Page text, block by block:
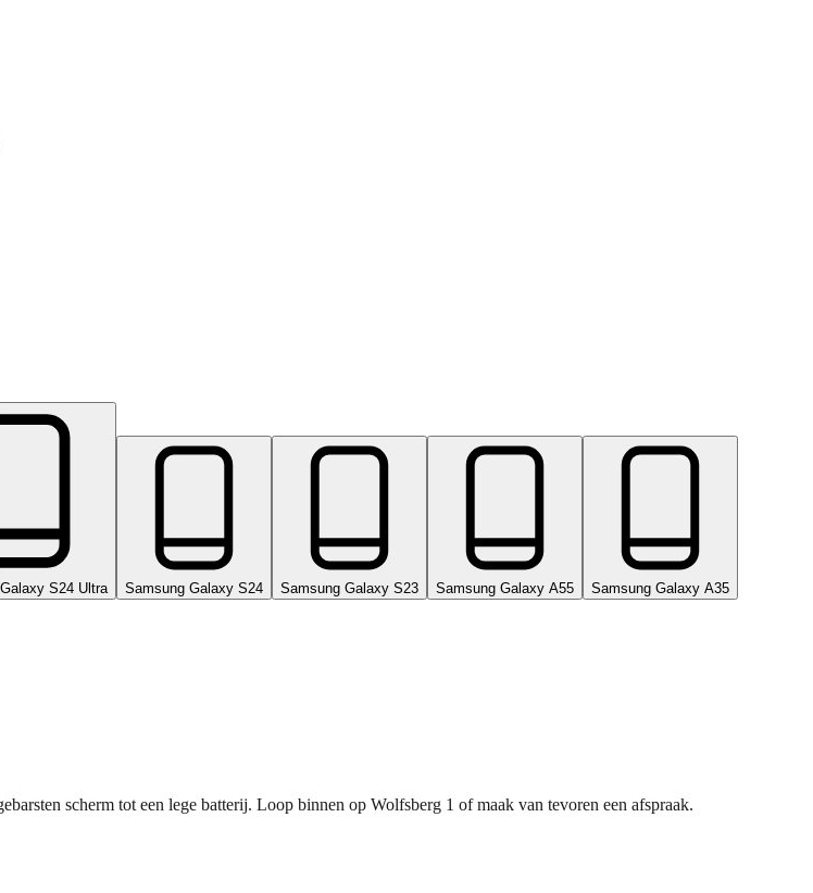
S24 Ultra Samsung Galaxy S24 Samsung Galaxy S23 Samsung Galaxy A55 Samsung Galaxy A35
scherm tot een lege batterij. Loop binnen op Wolfsberg 1 of maak van tevoren een afspraak.